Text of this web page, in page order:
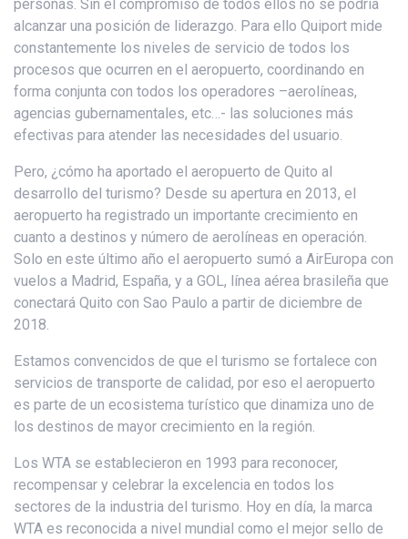
personas. Sin el compromiso de todos ellos no se podría
alcanzar una posición de liderazgo. Para ello Quiport mide
constantemente los niveles de servicio de todos los
procesos que ocurren en el aeropuerto, coordinando en
forma conjunta con todos los operadores –aerolíneas,
agencias gubernamentales, etc…- las soluciones más
efectivas para atender las necesidades del usuario.
Pero, ¿cómo ha aportado el aeropuerto de Quito al
desarrollo del turismo? Desde su apertura en 2013, el
aeropuerto ha registrado un importante crecimiento en
cuanto a destinos y número de aerolíneas en operación.
Solo en este último año el aeropuerto sumó a AirEuropa con
vuelos a Madrid, España, y a GOL, línea aérea brasileña que
conectará Quito con Sao Paulo a partir de diciembre de
2018.
Estamos convencidos de que el turismo se fortalece con
servicios de transporte de calidad, por eso el aeropuerto
es parte de un ecosistema turístico que dinamiza uno de
los destinos de mayor crecimiento en la región.
Los WTA se establecieron en 1993 para reconocer,
recompensar y celebrar la excelencia en todos los
sectores de la industria del turismo. Hoy en día, la marca
WTA es reconocida a nivel mundial como el mejor sello de